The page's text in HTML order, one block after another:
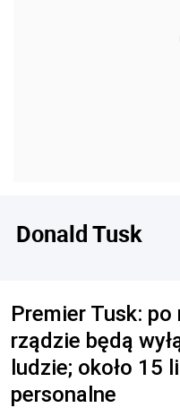
Donald Tusk
Premier Tusk:
rządzie będą
ludzie; około 15
personalne